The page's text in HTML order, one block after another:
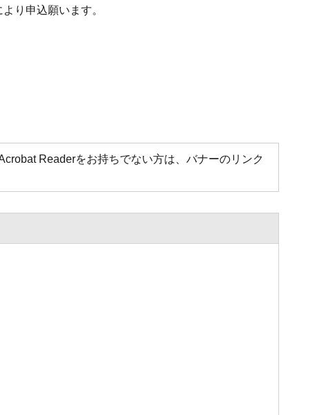
り申込願います。
Readerをお持ちでない方は、バナーのリンク